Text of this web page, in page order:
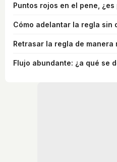
Puntos rojos en el pene,
Cómo adelantar la regla sin
Retrasar la regla de manera
Flujo abundante: ¿a qué se